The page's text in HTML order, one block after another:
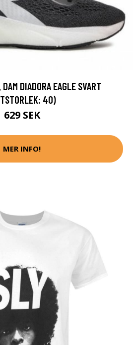
DIADORA EAGLE SVART
40)
629 SEK
MER INFO!